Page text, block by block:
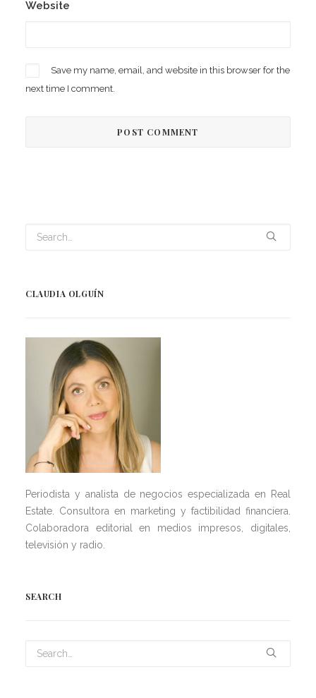
Website
Save my name, email, and website in this browser for the
next time I comment.
CLAUDIA OLGUÍN
Periodista y analista de negocios especializada en Real
Estate. Consultora en marketing y factibilidad financiera.
Colaboradora editorial en medios impresos, digitales,
televisión y radio.
SEARCH